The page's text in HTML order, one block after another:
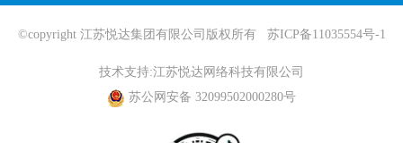
©copyright 江苏悦达集团有限公司版权所有 苏ICP备11035554号-1
技术支持:江苏悦达网络科技有限公司
苏公网安备 32099502000280号